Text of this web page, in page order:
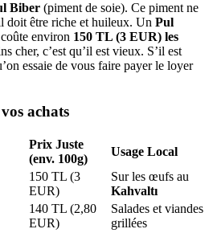
Biber (piment de soie). Ce piment ne
doit être riche et huileux. Un Pul
environ 150 TL (3 EUR) les
cher, c’est qu’il est vieux. S’il est
essaie de vous faire payer le loyer
achats
Prix Juste
(env. 100g)
Usage Local
150 TL (3
EUR)
Sur les œufs au
Kahvaltı
140 TL (2,80
EUR)
Salades et viandes
grillées